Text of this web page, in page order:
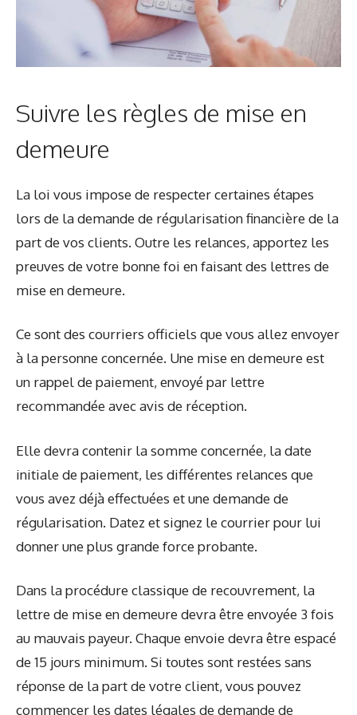
Suivre les règles de mise en
demeure
La loi vous impose de respecter certaines étapes
lors de la demande de régularisation financière de la
part de vos clients. Outre les relances, apportez les
preuves de votre bonne foi en faisant des lettres de
mise en demeure.
Ce sont des courriers officiels que vous allez envoyer
à la personne concernée. Une mise en demeure est
un rappel de paiement, envoyé par lettre
recommandée avec avis de réception.
Elle devra contenir la somme concernée, la date
initiale de paiement, les différentes relances que
vous avez déjà effectuées et une demande de
régularisation. Datez et signez le courrier pour lui
donner une plus grande force probante.
Dans la procédure classique de recouvrement, la
lettre de mise en demeure devra être envoyée 3 fois
au mauvais payeur. Chaque envoie devra être espacé
de 15 jours minimum. Si toutes sont restées sans
réponse de la part de votre client, vous pouvez
commencer les dates légales de demande de